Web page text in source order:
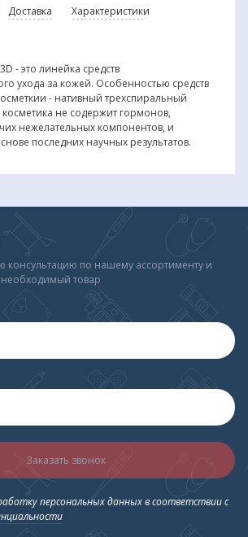
Доставка Характеристики
- это линейка средств
ухода за кожей. Особенностью средств
- нативный трехспиральный
не содержит гормонов,
нежелательных компонентов, и
последних научных результатов.
консультацию по нашему ассортименту и
товар
Заказать звонок
персональных данных в соответствии с